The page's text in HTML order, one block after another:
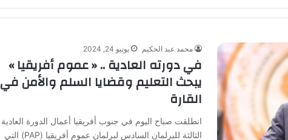
محمد عبد الحكيم يونيو 24, 2024
في دورته العادية .. « عموم أفريقيا »
يبحث التعليم وقضايا السلم والأمن في
القارة
انطلقت صباح اليوم في جنوب أفريقيا أعمال الدورة العادية
الثالثة للبرلمان السادس لبرلمان عموم أفريقيا (PAP) التي